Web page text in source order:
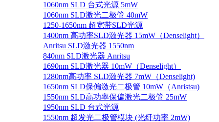
1060nm SLD 台式光源 5mW
1060nm SLD激光二极管 40mW
1250-1650nm 超宽带SLD光源
1400nm 高功率SLD激光器 15mW（Denselight）
Anritsu SLD激光器 1550nm
840nm SLD激光器 Anritsu
1690nm SLD激光器 10mW（Denselight）
1280nm高功率 SLD激光器 7mW（Denselight)
1650nm SLD保偏激光二极管 10mW（Anristsu)
1550nm SLD高功率保偏激光二极管 25mW
1950nm SLD 台式光源
1550nm 超发光二极管模块 (光纤功率 2mW)